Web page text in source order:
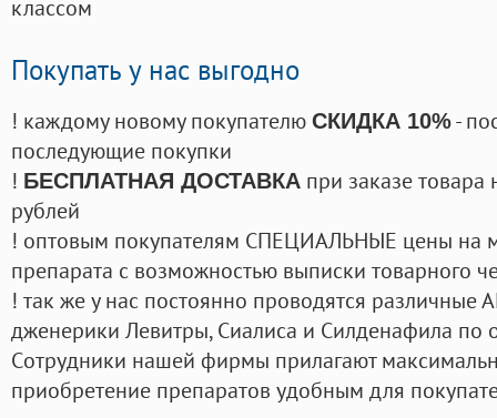
классом
Покупать у нас выгодно
! каждому новому покупателю СКИДКА 10%-
последующие покупки
! БЕСПЛАТНАЯ ДОСТАВКА при заказе
рублей
! оптовым покупателям СПЕЦИАЛЬНЫЕ цены на
препарата с возможностью выписки товарного
! так же у нас постоянно проводятся
дженерики Левитры, Сиалиса и Силденафила по
Cотрудники нашей фирмы прилагают
приобретение препаратов удобным для